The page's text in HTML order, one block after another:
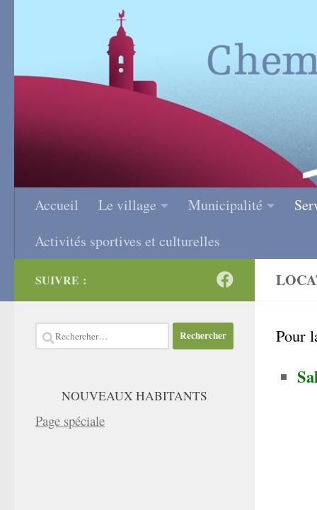
Accueil Le village Municipalité
Activités sportives et culturelles
Pour
SUIVRE :
Rechercher :
NOUVEAUX HABITANTS
Page spéciale